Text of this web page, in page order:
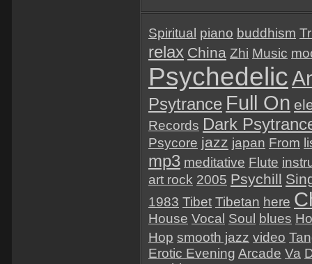
Spiritual piano buddhism
relax China Zhi Music
Psychedelic
Psytrance Full On
Records Dark
Psycore jazz japan From
mp3 meditative Flute
art rock 2005 Psychill
1983 Tibet Tibetan here
House Vocal Soul blues
Hop smooth jazz video
Erotic Evening Arcade Va